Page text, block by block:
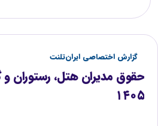
گزارش اختصاصی ایران‌تلنت
حقوق مدیران هتل، رستوران
۱۴۰۵